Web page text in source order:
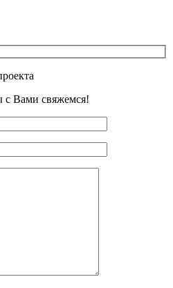
с Вами свяжемся!